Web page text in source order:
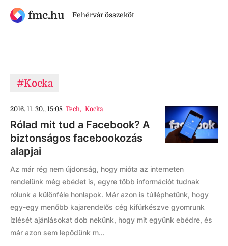
fmc.hu Fehérvár összeköt
#Kocka
2016. 11. 30., 15:08 Tech, Kocka
Rólad mit tud a Facebook? A
biztonságos facebookozás
alapjai
Az már rég nem újdonság, hogy mióta az interneten
rendelünk még ebédet is, egyre több információt tudnak
rólunk a különféle honlapok. Már azon is túlléphetünk, hogy
egy-egy menőbb kajarendelős cég kifürkészve gyomrunk
ízlését ajánlásokat dob nekünk, hogy mit együnk ebédre, és
már azon sem lepődünk m...